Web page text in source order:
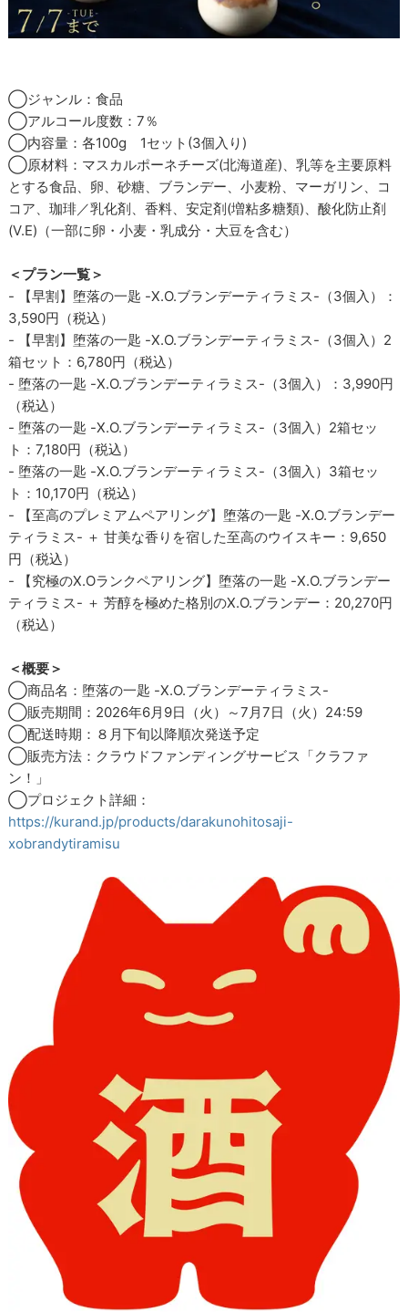
◯ジャンル：食品
◯アルコール度数：7％
◯内容量：各100g 1セット(3個入り)
◯原材料：マスカルポーネチーズ(北海道産)、乳等を主要原料
とする食品、卵、砂糖、ブランデー、小麦粉、マーガリン、コ
コア、珈琲／乳化剤、香料、安定剤(増粘多糖類)、酸化防止剤
(V.E)（一部に卵・小麦・乳成分・大豆を含む）
＜プラン一覧＞
- 【早割】堕落の一匙 -X.O.ブランデーティラミス-（3個入）：
3,590円（税込）
- 【早割】堕落の一匙 -X.O.ブランデーティラミス-（3個入）2
箱セット：6,780円（税込）
- 堕落の一匙 -X.O.ブランデーティラミス-（3個入）：3,990円
（税込）
- 堕落の一匙 -X.O.ブランデーティラミス-（3個入）2箱セッ
ト：7,180円（税込）
- 堕落の一匙 -X.O.ブランデーティラミス-（3個入）3箱セッ
ト：10,170円（税込）
- 【至高のプレミアムペアリング】堕落の一匙 -X.O.ブランデー
ティラミス- ＋ 甘美な香りを宿した至高のウイスキー：9,650
円（税込）
- 【究極のX.Oランクペアリング】堕落の一匙 -X.O.ブランデー
ティラミス- ＋ 芳醇を極めた格別のX.O.ブランデー：20,270円
（税込）
＜概要＞
◯商品名：堕落の一匙 -X.O.ブランデーティラミス-
◯販売期間：2026年6月9日（火）～7月7日（火）24:59
◯配送時期：８月下旬以降順次発送予定
◯販売方法：クラウドファンディングサービス「クラファ
ン！」
◯プロジェクト詳細：
https://kurand.jp/products/darakunohitosaji-
xobrandytiramisu